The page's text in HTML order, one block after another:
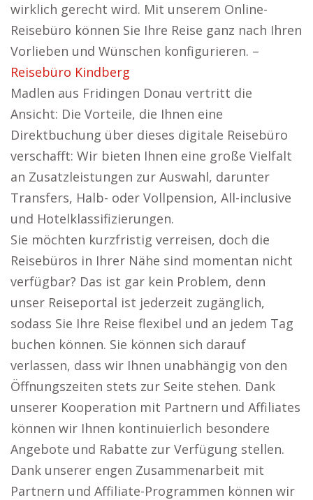
wirklich gerecht wird. Mit unserem Online-
Reisebüro können Sie Ihre Reise ganz nach Ihren
Vorlieben und Wünschen konfigurieren. –
Reisebüro Kindberg
Madlen aus Fridingen Donau vertritt die
Ansicht: Die Vorteile, die Ihnen eine
Direktbuchung über dieses digitale Reisebüro
verschafft: Wir bieten Ihnen eine große Vielfalt
an Zusatzleistungen zur Auswahl, darunter
Transfers, Halb- oder Vollpension, All-inclusive
und Hotelklassifizierungen.
Sie möchten kurzfristig verreisen, doch die
Reisebüros in Ihrer Nähe sind momentan nicht
verfügbar? Das ist gar kein Problem, denn
unser Reiseportal ist jederzeit zugänglich,
sodass Sie Ihre Reise flexibel und an jedem Tag
buchen können. Sie können sich darauf
verlassen, dass wir Ihnen unabhängig von den
Öffnungszeiten stets zur Seite stehen. Dank
unserer Kooperation mit Partnern und Affiliates
können wir Ihnen kontinuierlich besondere
Angebote und Rabatte zur Verfügung stellen.
Dank unserer engen Zusammenarbeit mit
Partnern und Affiliate-Programmen können wir